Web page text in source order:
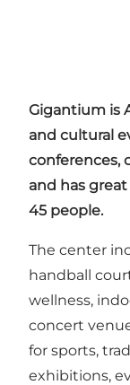
Gigantium is
and cultural
conferences,
and has
45 people.
The center
handball
wellness,
concert
for sports,
exhibitions,